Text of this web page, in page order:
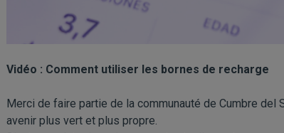
Vidéo : Comment utiliser les bornes de recharge
Merci de faire partie de la communauté de Cumbre
avenir plus vert et plus propre.